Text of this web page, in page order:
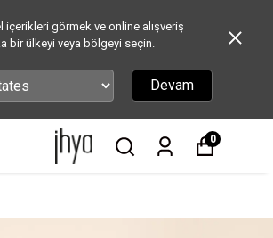
içerikleri görmek ve online alışveriş
bir ülkeyi veya bölgeyi seçin.
Devam
0